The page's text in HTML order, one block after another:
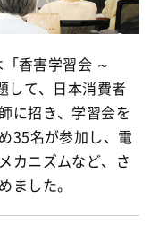
香害学習会 ～
して、日本消費者
に招き、学習会を
35名が参加し、電
カニズムなど、さ
ました。